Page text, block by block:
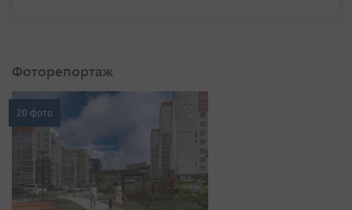
Фоторепортаж
20 фото